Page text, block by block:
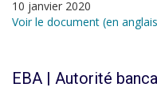
10 janvier 2020
Voir le document (en
EBA | Autorité